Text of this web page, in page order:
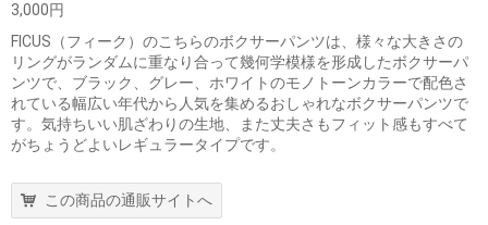
3,000円
FICUS（フィーク）のこちらのボクサーパンツは、様々な大きさの
リングがランダムに重なり合って幾何学模様を形成したボクサーパ
ンツで、ブラック、グレー、ホワイトのモノトーンカラーで配色さ
れている幅広い年代から人気を集めるおしゃれなボクサーパンツで
す。気持ちいい肌ざわりの生地、また丈夫さもフィット感もすべて
がちょうどよいレギュラータイプです。
この商品の通販サイトへ